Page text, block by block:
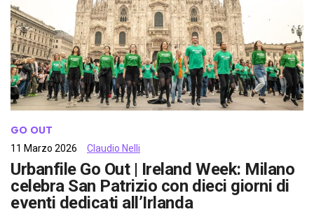
GO OUT
11 Marzo 2026 Claudio Nelli
Urbanfile Go Out | Ireland Week: Milano
celebra San Patrizio con dieci giorni di
eventi dedicati all’Irlanda